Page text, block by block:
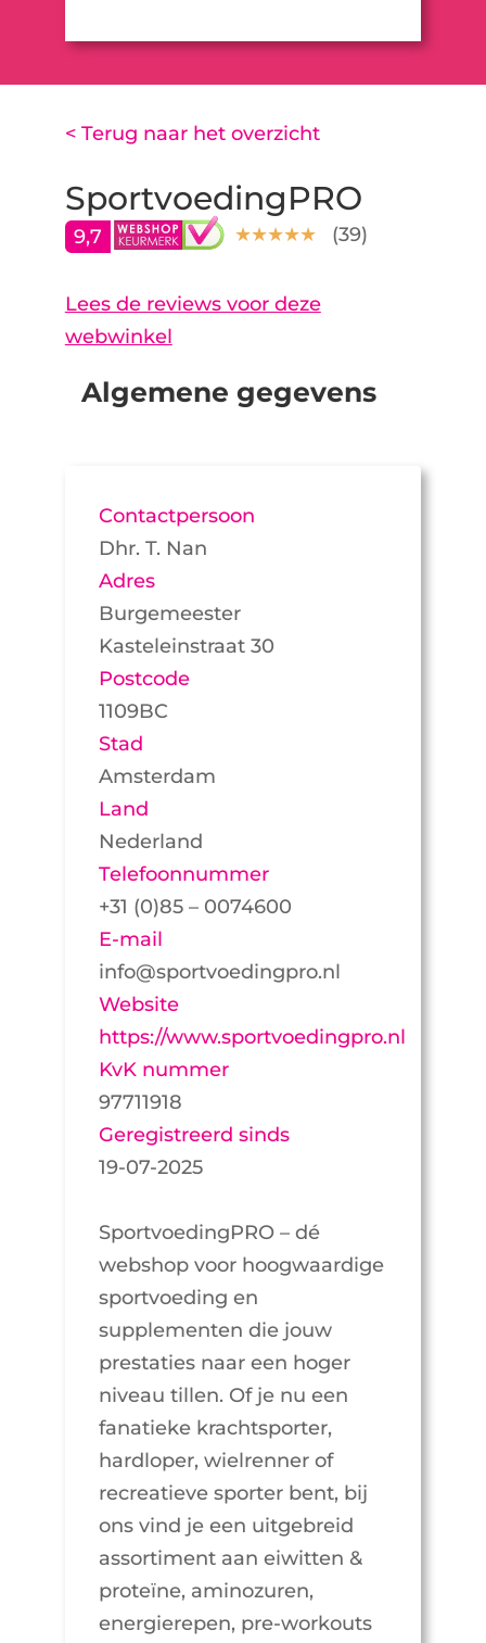
< Terug naar het overzicht
SportvoedingPRO
9,7 (39)
Lees de reviews voor deze
webwinkel
Algemene gegevens
Contactpersoon
Dhr. T. Nan
Adres
Burgemeester
Kasteleinstraat 30
Postcode
1109BC
Stad
Amsterdam
Land
Nederland
Telefoonnummer
+31 (0)85 – 0074600
E-mail
info@sportvoedingpro.nl
Website
https://www.sportvoedingpro.nl
KvK nummer
97711918
Geregistreerd sinds
19-07-2025
SportvoedingPRO – dé
webshop voor hoogwaardige
sportvoeding en
supplementen die jouw
prestaties naar een hoger
niveau tillen. Of je nu een
fanatieke krachtsporter,
hardloper, wielrenner of
recreatieve sporter bent, bij
ons vind je een uitgebreid
assortiment aan eiwitten &
proteïne, aminozuren,
energierepen, pre-workouts